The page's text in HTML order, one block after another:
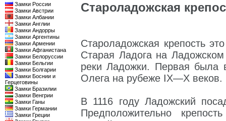
Замки России
Замки Австрии
Замки Албании
Замки Англии
Замки Андорры
Замки Аргентины
Замки Армении
Замки Афганистана
Замки Белоруссии
Замки Бельгии
Замки Болгарии
Замки Боснии и
Герцеговины
Замки Бразилии
Замки Венгрии
Замки Ганы
Замки Германии
Замки Греции
Староладожская
Староладожская крепость
Старая Ладога на
реки Ладожки. Первая была
Олега на рубеже IX—X веков.
В 1116 году Ладожский
Предположительно